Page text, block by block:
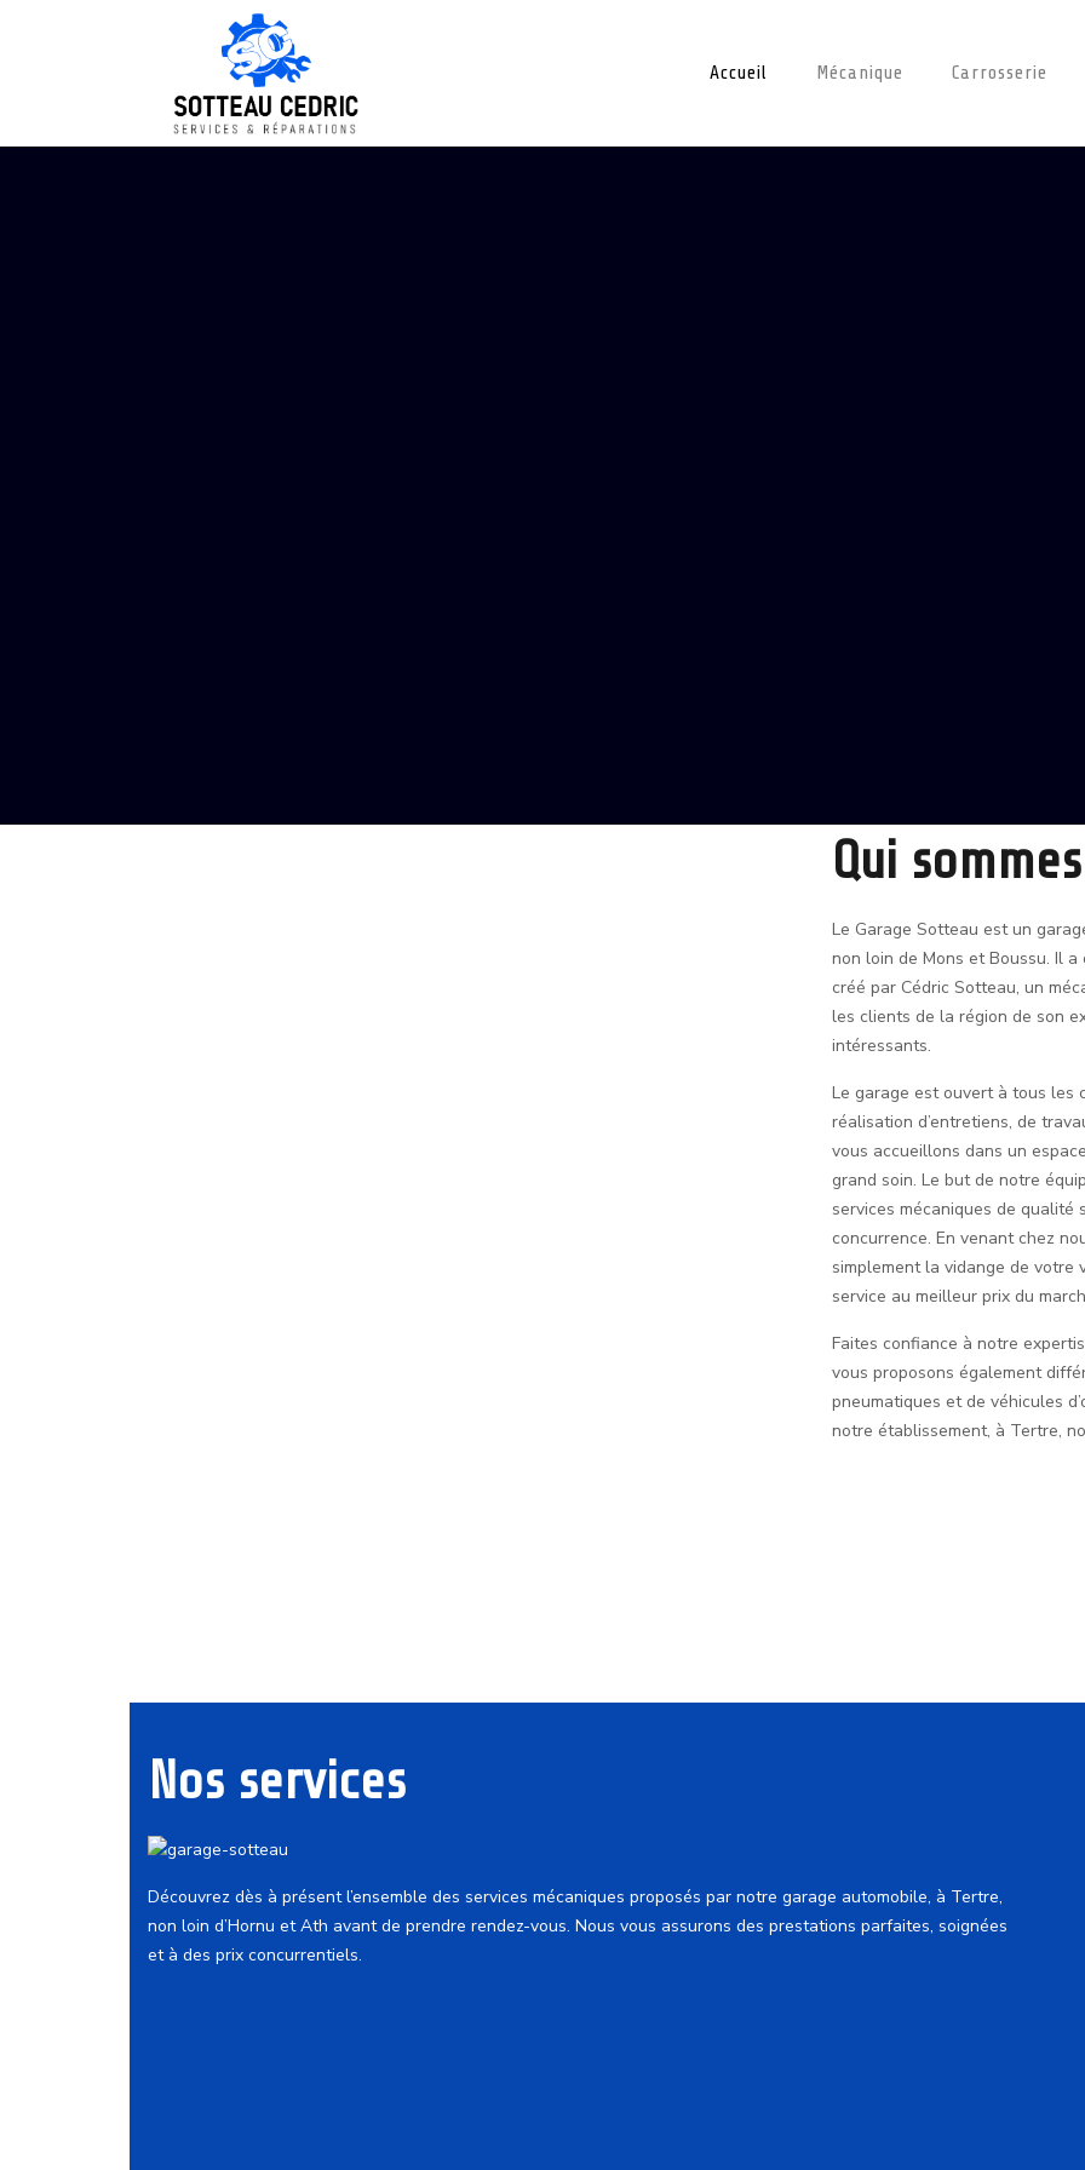
Accueil Mécanique Carrosserie
Qui
Le Garage Sotteau est un
non loin de Mons et Boussu. Il
créé par Cédric Sotteau, un
les clients de la région de son
intéressants.
Le garage est ouvert à tous les
réalisation d’entretiens, de
vous accueillons dans un
grand soin. Le but de notre
services mécaniques de
concurrence. En venant chez
simplement la vidange de
service au meilleur prix du
Faites confiance à notre
vous proposons également
pneumatiques et de véhicules
notre établissement, à Tertre,
Nos services
Découvrez dès à présent l’ensemble des services mécaniques proposés par notre garage automobile, à Tertre,
non loin d’Hornu et Ath avant de prendre rendez-vous. Nous vous assurons des prestations parfaites, soignées
et à des prix concurrentiels.